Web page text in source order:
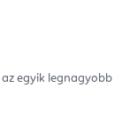
az egyik legnagyobb